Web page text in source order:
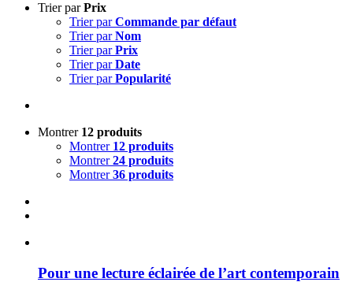
Trier parPrix
Trier parCommande par défaut
Trier parNom
Trier parPrix
Trier parDate
Trier parPopularité
Montrer 12 produits
Montrer 12 produits
Montrer24 produits
Montrer36 produits
Pour une lecture éclairée de l’art contemporain